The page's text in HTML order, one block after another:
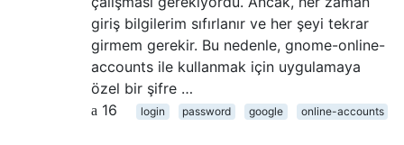
giriş bilgilerim sıfırlanır ve her şeyi tekrar
girmem gerekir. Bu nedenle, gnome-online-
accounts ile kullanmak için uygulamaya
özel bir şifre …
16
login password google online-accounts